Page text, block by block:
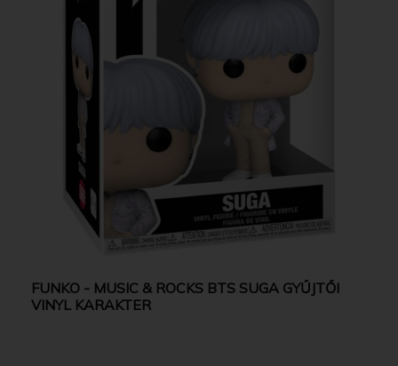
FUNKO - MUSIC & ROCKS BTS SUGA GYŰJTŐI
VINYL KARAKTER